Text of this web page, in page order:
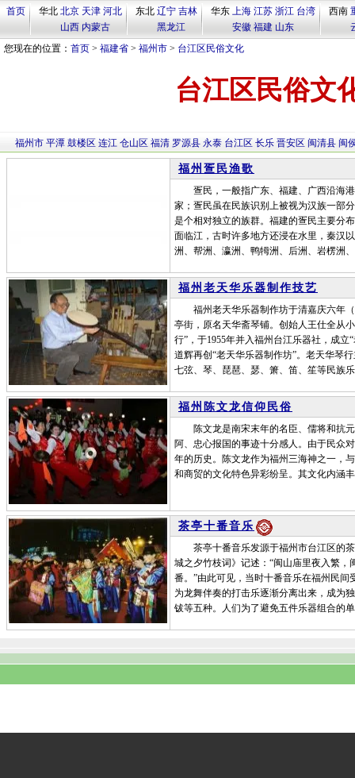
首页 华北 北京 天津 河北
山西 内蒙古
东北 辽宁 吉林
黑龙江
华东 上海 江苏 浙江 台湾
安徽 福建 山东
西南
您现在的位置： 首页 > 福建省 > 福州市 > 台江区民俗文化
台江区民俗文
福州市 平潭 鼓楼区 连江 仓山区 福清 罗源县 永泰 台江区 长乐 晋安区 闽清县 闽
福州疍民渔歌
疍民，一般指广东、福建、广西沿海港
家；疍民虽在民族识别上被视为汉族一部
是个相对独立的族群。福建的疍民主要分
面临江，古时许多地方还浸在水里，秦汉
洲、帮洲、瀛洲、鸭牳洲、后洲、岩楞洲
福州老天华乐器制作技艺
福州老天华乐器制作坊于清嘉庆六年（
亭街，原名天华斋琴铺。创始人王仕全从
行”，于1955年并入福州台江乐器社，成
道辉再创“老天华乐器制作坊”。老天华琴
七弦、琴、琵琶、瑟、箫、笛、笙等民族
福州陈文龙信仰民俗
陈文龙是南宋末年的名臣、儒将和抗元
阿、忠心报国的事迹十分感人。由于民众
年的历史。陈文龙作为福州三海神之一，
和商贸的文化特色异彩纷呈。其文化内
茶亭十番音乐
茶亭十番音乐发源于福州市台江区的茶
城之夕竹枝词》记述：“闽山庙里夜入繁
番。”由此可见，当时十番音乐在福州民
为龙舞伴奏的打击乐逐渐分离出来，成为
钹等五种。人们为了避免五件乐器组合